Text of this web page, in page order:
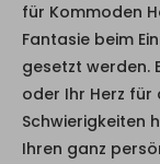
für Kommoden
Fantasie beim
gesetzt werden.
oder Ihr Herz für
Schwierigkeiten
Ihren ganz